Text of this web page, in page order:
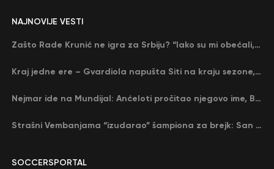
SOCCERSPORTAL
NAJNOVIJE VESTI
Zašto Rade Krunić ne igra za Srbiju? “Iako su mi obećali, niko me nije zvao…”
Kraj jedne ere – Gvardiola napušta Siti na kraju sezone, menja ga njegov nekadašnji rival
Nejmar ide na Mundijal: Anćeloti pročitao njegovo ime, Brazil u delirijumu (VIDEO)
Strašni Vembanjama “izudarao” šampiona za brejk: San Antonio poveo protiv Oklahome